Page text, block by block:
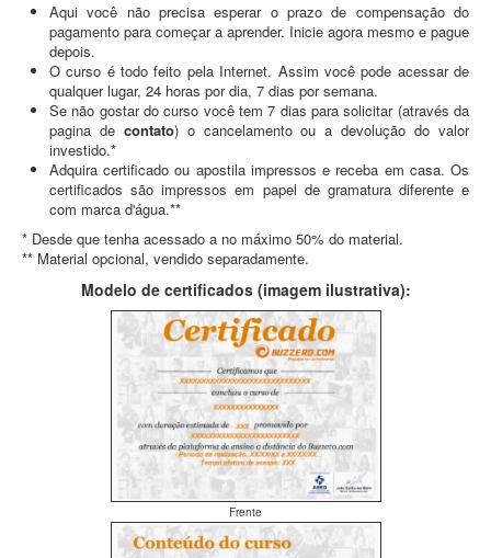
Aqui você não precisa esperar o prazo de compensação do
pagamento para começar a aprender. Inicie agora mesmo e pague
depois.
O curso é todo feito pela Internet. Assim você pode acessar de
qualquer lugar, 24 horas por dia, 7 dias por semana.
Se não gostar do curso você tem 7 dias para solicitar (através da
pagina de contato) o cancelamento ou a devolução do valor
investido.*
Adquira certificado ou apostila impressos e receba em casa. Os
certificados são impressos em papel de gramatura diferente e
com marca d'água.**
* Desde que tenha acessado a no máximo 50% do material.
** Material opcional, vendido separadamente.
Modelo de certificados (imagem ilustrativa):
Frente